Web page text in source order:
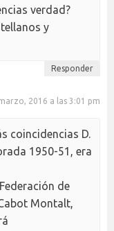
verdad?
y
Responder
2016 a las 3:01 pm
coincidencias D.
1950-51, era
de
Montalt,